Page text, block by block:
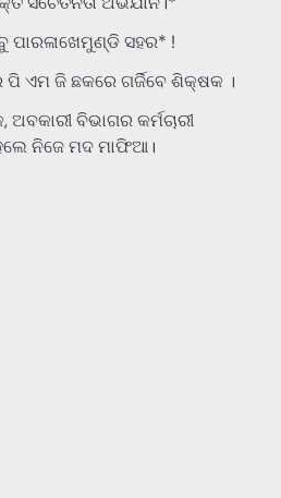
ପାରଳାଖେମୁଣ୍ଡି ସହର* !
ପି ଏମ ଜି ଛକରେ ଗର୍ଜିବେ ଶିକ୍ଷକ ।
ବିଭାଗର କର୍ମଚାରୀ
ନିଜେ ମଦ ମାଫିଆ।